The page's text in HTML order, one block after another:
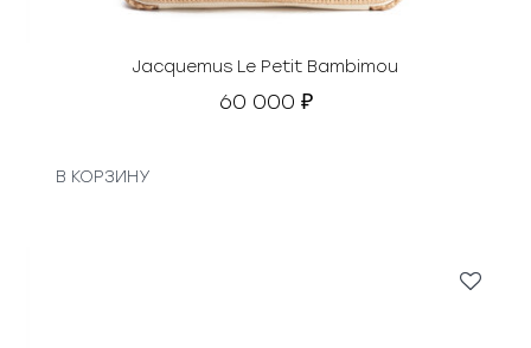
Jacquemus Le Petit Bambimou
60 000 ₽
В КОРЗИНУ